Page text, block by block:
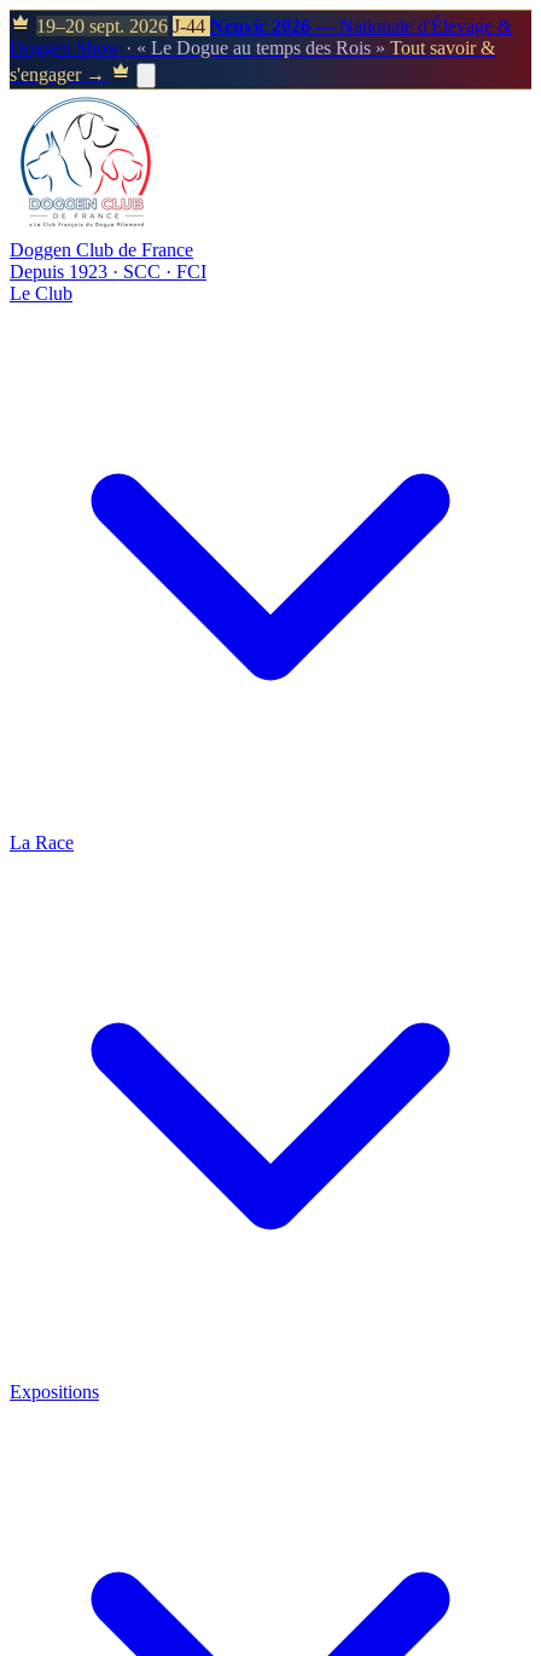
19–20 sept. 2026 J-44 Neuvic 2026 — Nationale d'Élevage &
Doggen Show · « Le Dogue au temps des Rois » Tout savoir &
s'engager →
Doggen Club de France
Depuis 1923 · SCC · FCI
Le Club
La Race
Expositions